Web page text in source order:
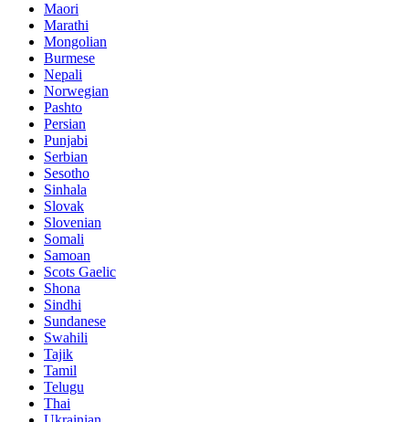
Maori
Marathi
Mongolian
Burmese
Nepali
Norwegian
Pashto
Persian
Punjabi
Serbian
Sesotho
Sinhala
Slovak
Slovenian
Somali
Samoan
Scots Gaelic
Shona
Sindhi
Sundanese
Swahili
Tajik
Tamil
Telugu
Thai